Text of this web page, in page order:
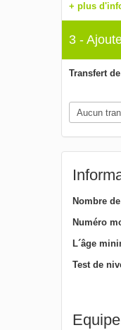
+ plus
3 -
Transfert
Nombre
Numéro
L´âge
Test de